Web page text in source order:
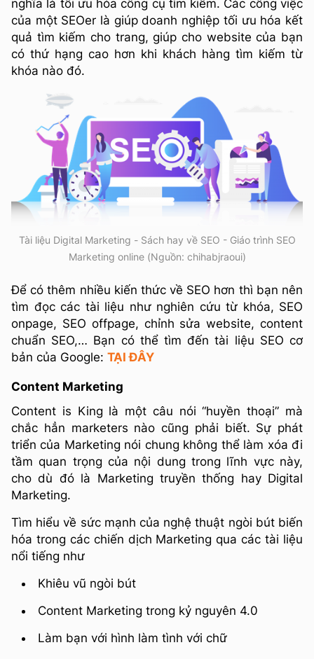
nghĩa là tối ưu hóa công cụ tìm kiếm. Các công việc
của một SEOer là giúp doanh nghiệp tối ưu hóa kết
quả tìm kiếm cho trang, giúp cho website của bạn
có thứ hạng cao hơn khi khách hàng tìm kiếm từ
khóa nào đó.
Tài liệu Digital Marketing - Sách hay về SEO - Giáo trình SEO
Marketing online (Nguồn: chihabjraoui)
Để có thêm nhiều kiến thức về SEO hơn thì bạn nên
tìm đọc các tài liệu như nghiên cứu từ khóa, SEO
onpage, SEO offpage, chỉnh sửa website, content
chuẩn SEO,… Bạn có thể tìm đến tài liệu SEO cơ
bản của Google: TẠI ĐÂY
Content Marketing
Content is King là một câu nói “huyền thoại” mà
chắc hẳn marketers nào cũng phải biết. Sự phát
triển của Marketing nói chung không thể làm xóa đi
tầm quan trọng của nội dung trong lĩnh vực này,
cho dù đó là Marketing truyền thống hay Digital
Marketing.
Tìm hiểu về sức mạnh của nghệ thuật ngòi bút biến
hóa trong các chiến dịch Marketing qua các tài liệu
nổi tiếng như
Khiêu vũ ngòi bút
Content Marketing trong kỷ nguyên 4.0
Làm bạn với hình làm tình với chữ